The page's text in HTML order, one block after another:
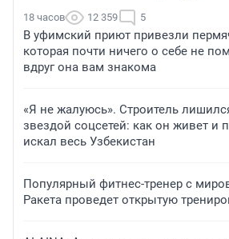
18 часов 12 359 5
В уфимский приют привезли
которая почти ничего о себе не
вдруг она вам знакома
«Я не жалуюсь». Строитель
звездой соцсетей: как он живет и
искал весь Узбекистан
Популярный фитнес-тренер с
Ракета проведет открытую